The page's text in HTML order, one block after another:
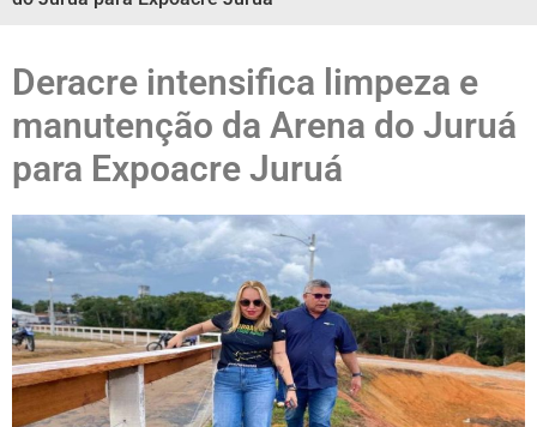
Deracre intensifica limpeza e
manutenção da Arena do Juruá
para Expoacre Juruá